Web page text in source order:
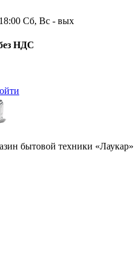
Сб, Вс - вых
НДС
бытовой техники «Лаукар»